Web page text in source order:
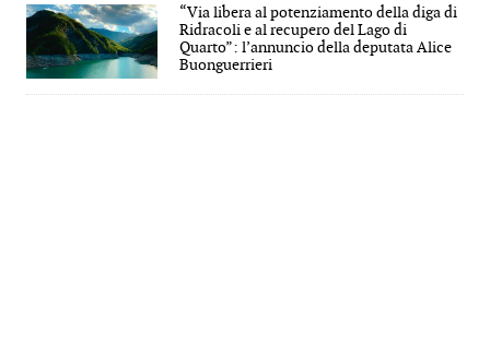
“Via libera al potenziamento della diga di
Ridracoli e al recupero del Lago di
Quarto”: l’annuncio della deputata Alice
Buonguerrieri